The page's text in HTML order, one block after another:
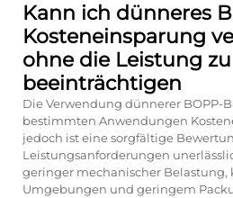
Kann ich dünneres
Kosteneinsparung
ohne die Leistung zu
beeinträchtigen
Die Verwendung dünnerer BOPP-
bestimmten Anwendungen
jedoch ist eine sorgfältige
Leistungsanforderungen
geringer mechanischer Belastung,
Umgebungen und geringem